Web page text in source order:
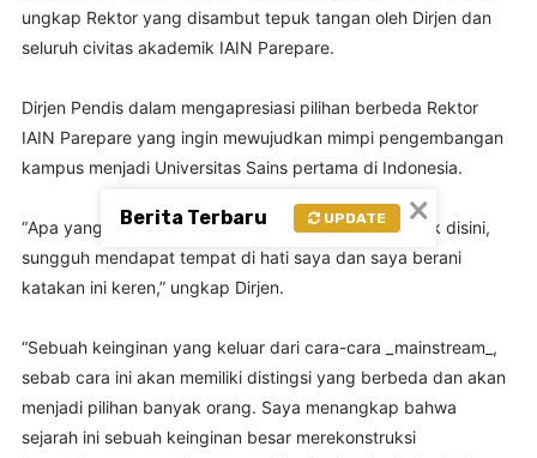
ungkap Rektor yang disambut tepuk tangan oleh Dirjen dan
seluruh civitas akademik IAIN Parepare.
Dirjen Pendis dalam mengapresiasi pilihan berbeda Rektor
IAIN Parepare yang ingin mewujudkan mimpi pengembangan
kampus menjadi Universitas Sains pertama di Indonesia.
“Apa yang ingin dikembangkan oleh civitas akademik disini,
sungguh mendapat tempat di hati saya dan saya berani
katakan ini keren,” ungkap Dirjen.
“Sebuah keinginan yang keluar dari cara-cara _mainstream_,
sebab cara ini akan memiliki distingsi yang berbeda dan akan
menjadi pilihan banyak orang. Saya menangkap bahwa
sejarah ini sebuah keinginan besar merekonstruksi
×
Berita Terbaru UPDATE